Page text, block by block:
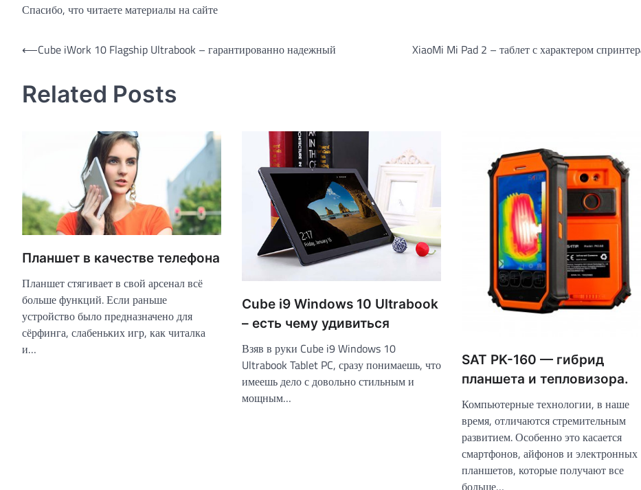
Спасибо, что читаете материалы на сайте
Навигация
записям
⟵Cube iWork 10 Flagship Ultrabook – гарантированно надежный XiaoMi Mi Pad 2 – таблет с характером
Related Posts
Планшет в качестве телефона
Планшет стягивает в свой арсенал всё
больше функций. Если раньше
устройство было предназначено для
сёрфинга, слабеньких игр, как читалка
и…
Cube i9 Windows 10 Ultrabook
– есть чему удивиться
Взяв в руки Cube i9 Windows 10
Ultrabook Tablet PC, сразу понимаешь, что
имеешь дело с довольно стильным и
мощным…
SAT PK-160 — гибрид
планшета и тепловизора.
Компьютерные технологии, в наше
время, отличаются стремительным
развитием. Особенно это касается
смартфонов, айфонов и электронных
планшетов, которые получают все
больше…